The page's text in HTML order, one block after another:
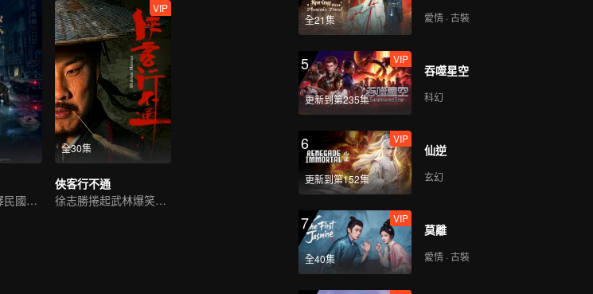
白宇尤靖茹詮釋民國偵探範
全30集
VIP
俠客行不通
徐志勝捲起武林爆笑風雲
全21集 愛情 · 古裝
5
更新到第235集
VIP
吞噬星空
科幻
6
更新到第152集
VIP
仙逆
玄幻
7
全40集
VIP
莫離
愛情 · 古裝